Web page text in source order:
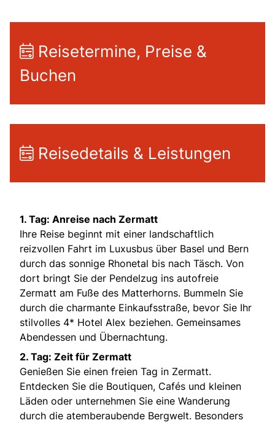
Reisetermine, Preise &
Buchen
Reisedetails & Leistungen
1. Tag: Anreise nach Zermatt
Ihre Reise beginnt mit einer landschaftlich
reizvollen Fahrt im Luxusbus über Basel und Bern
durch das sonnige Rhonetal bis nach Täsch. Von
dort bringt Sie der Pendelzug ins autofreie
Zermatt am Fuße des Matterhorns. Bummeln Sie
durch die charmante Einkaufsstraße, bevor Sie Ihr
stilvolles 4* Hotel Alex beziehen. Gemeinsames
Abendessen und Übernachtung.
2. Tag: Zeit für Zermatt
Genießen Sie einen freien Tag in Zermatt.
Entdecken Sie die Boutiquen, Cafés und kleinen
Läden oder unternehmen Sie eine Wanderung
durch die atemberaubende Bergwelt. Besonders